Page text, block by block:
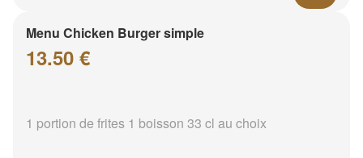
Menu Chicken Burger simple
13.50 €
1 portion de frites 1 boisson 33 cl au choix